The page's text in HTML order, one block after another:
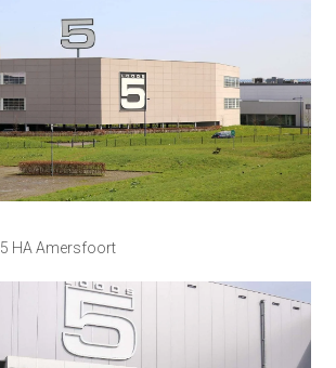
HA Amersfoort